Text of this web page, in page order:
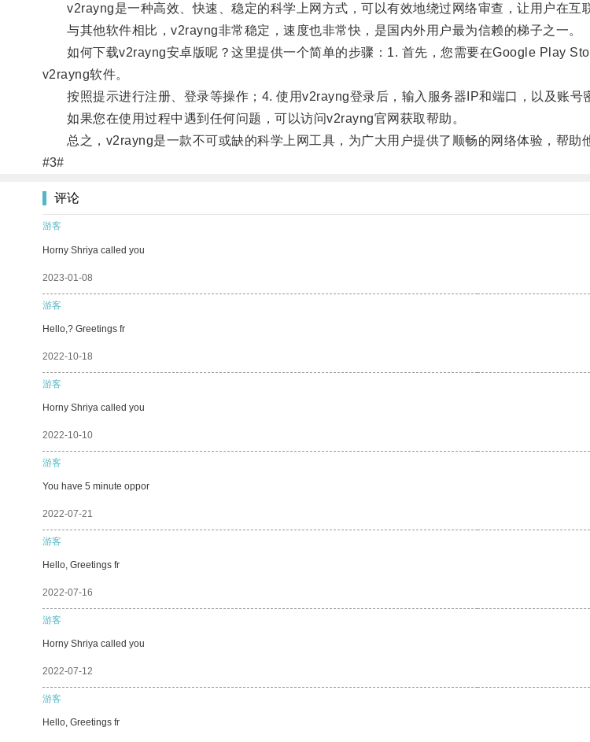
v2rayng是一种高效、快速、稳定的科学上网方式，可以有效地绕过网络审查，让用户在互
与其他软件相比，v2rayng非常稳定，速度也非常快，是国内外用户最为信赖的梯子之一。
如何下载v2rayng安卓版呢？这里提供一个简单的步骤：1. 首先，您需要在Google Play
v2rayng软件。
按照提示进行注册、登录等操作；4. 使用v2rayng登录后，输入服务器IP和端口，以及账号
如果您在使用过程中遇到任何问题，可以访问v2rayng官网获取帮助。
总之，v2rayng是一款不可或缺的科学上网工具，为广大用户提供了顺畅的网络体验，帮助
#3#
评论
游客
Horny Shriya called you
2023-01-08
游客
Hello,? Greetings fr
2022-10-18
游客
Horny Shriya called you
2022-10-10
游客
You have 5 minute oppor
2022-07-21
游客
Hello, Greetings fr
2022-07-16
游客
Horny Shriya called you
2022-07-12
游客
Hello, Greetings fr